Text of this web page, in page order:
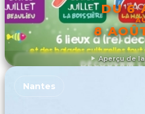
Aperçu de
DU 6
8
DÉCOUVRIR
Nantes